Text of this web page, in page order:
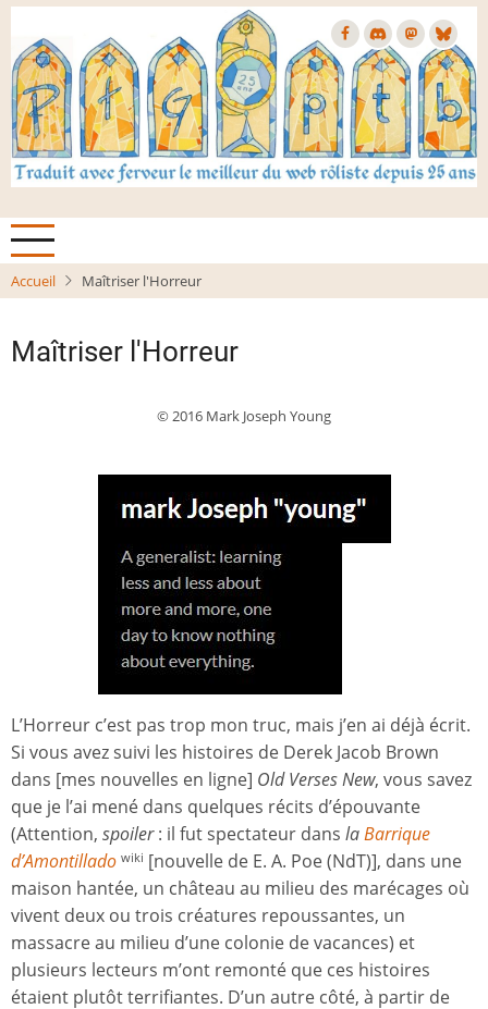
Aller
contenu
principal
Accueil Maîtriser l'Horreur
Maîtriser l'Horreur
© 2016 Mark Joseph Young
L’Horreur c’est pas trop mon truc, mais j’en ai déjà écrit.
Si vous avez suivi les histoires de Derek Jacob Brown
dans [mes nouvelles en ligne] Old Verses New, vous savez
que je l’ai mené dans quelques récits d’épouvante
(Attention, spoiler: il fut spectateur dans laBarrique
d’Amontillado wiki [nouvelle de E. A. Poe (NdT)], dans une
maison hantée, un château au milieu des marécages où
vivent deux ou trois créatures repoussantes, un
massacre au milieu d’une colonie de vacances) et
plusieurs lecteurs m’ont remonté que ces histoires
étaient plutôt terrifiantes. D’un autre côté, à partir de